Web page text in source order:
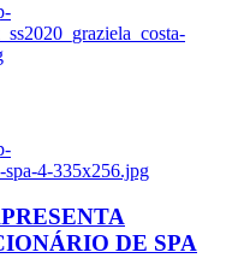
spa-4-335x256.jpg
DE SPA